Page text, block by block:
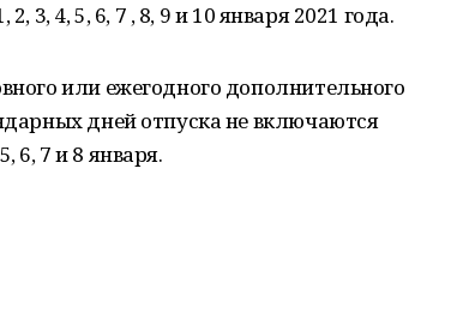
3, 4, 5, 6, 7 , 8, 9 и 10 января 2021 года.
или ежегодного дополнительного
дней отпуска не включаются
6, 7 и 8 января.